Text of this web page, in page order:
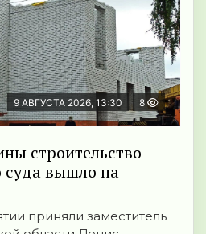
9 АВГУСТА 2026, 13:30 8
строительство
суда вышло на
приняли заместитель